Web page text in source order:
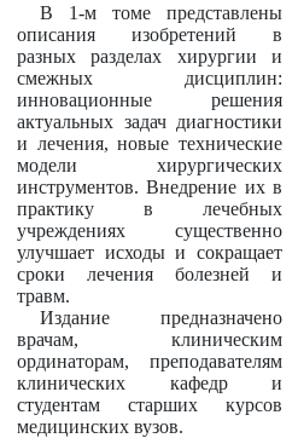
В 1-м томе представлены
описания изобретений в
разных разделах хирургии и
смежных дисциплин:
инновационные решения
актуальных задач диагностики
и лечения, новые технические
модели хирургических
инструментов. Внедрение их в
практику в лечебных
учреждениях существенно
улучшает исходы и сокращает
сроки лечения болезней и
травм.
Издание предназначено
врачам, клиническим
ординаторам, преподавателям
клинических кафедр и
студентам старших курсов
медицинских вузов.